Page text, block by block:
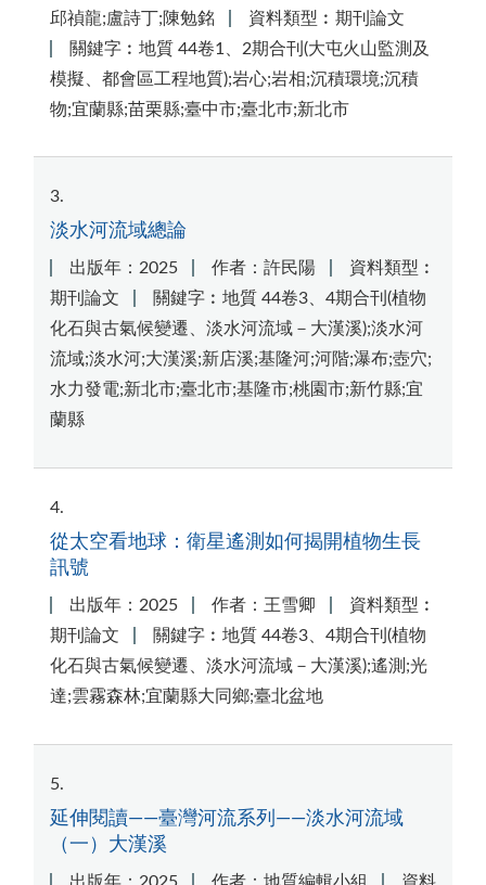
邱禎龍;盧詩丁;陳勉銘
資料類型︰期刊論文
關鍵字︰地質 44卷1、2期合刊(大屯火山監測及
模擬、都會區工程地質);岩心;岩相;沉積環境;沉積
物;宜蘭縣;苗栗縣;臺中市;臺北巿;新北市
3
淡水河流域總論
出版年：2025 作者：許民陽
資料類型︰
期刊論文
關鍵字︰地質 44卷3、4期合刊(植物
化石與古氣候變遷、淡水河流域－大漢溪);淡水河
流域;淡水河;大漢溪;新店溪;基隆河;河階;瀑布;壺穴;
水力發電;新北市;臺北市;基隆市;桃園市;新竹縣;宜
蘭縣
4
從太空看地球：衛星遙測如何揭開植物生長
訊號
出版年：2025 作者：王雪卿
資料類型︰
期刊論文
關鍵字︰地質 44卷3、4期合刊(植物
化石與古氣候變遷、淡水河流域－大漢溪);遙測;光
達;雲霧森林;宜蘭縣大同鄉;臺北盆地
5
延伸閱讀——臺灣河流系列——淡水河流域
（一）大漢溪